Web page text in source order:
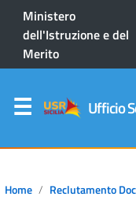
Ministero
dell'Istruzione e del
Merito
Ufficio
Home Reclutamento